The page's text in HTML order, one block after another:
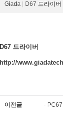
Giada | D67 드라이버
D67 드라이버
http://
이전글 -